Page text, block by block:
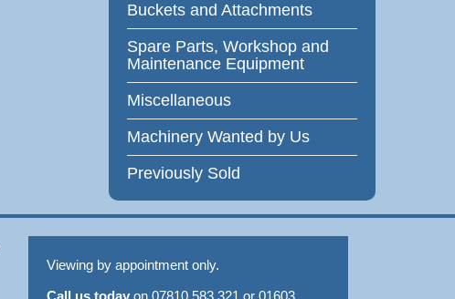
Buckets and Attachments
Spare Parts, Workshop and
Maintenance Equipment
Miscellaneous
Machinery Wanted by Us
Previously Sold
Viewing by appointment only.
Call us today on 07810 583 321 or 01603